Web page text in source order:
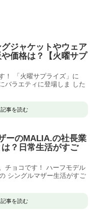
ジャケットやウェア
価格は？【火曜サプ
！ 「火曜サプライズ」に
バラエティに登場しま した
記事を読む
ーのMALIA.の社長業
？日常生活がすご
チョコです！ ハーフモデル
シングルマザー生活がすご
記事を読む